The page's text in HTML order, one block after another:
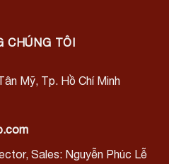
CHÚNG TÔI
Mỹ, Tp. Hồ Chí Minh
Sales: Nguyễn Phúc Lễ